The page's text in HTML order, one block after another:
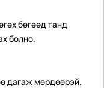
бөгөөд танд
болно.
дагаж мөрдөөрэй.